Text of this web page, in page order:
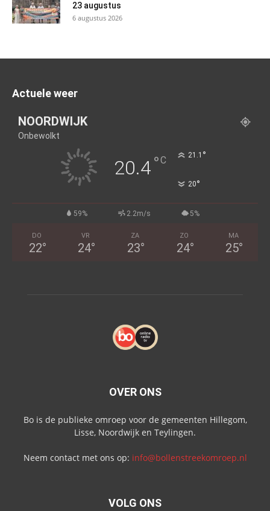
23 augustus
6 augustus 2026
Actuele weer
NOORDWIJK
Onbewolkt
20.4°C 21.1 °
20°
59% 2.2m/s 5%
DO
22°
VR
24°
ZA
23°
ZO
24°
MA
25°
OVER ONS
Bo is de publieke omroep voor de gemeenten Hillegom,
Lisse, Noordwijk en Teylingen.
Neem contact met ons op: info@bollenstreekomroep.nl
VOLG ONS